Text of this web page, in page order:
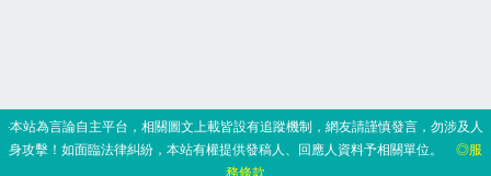
‧本站為言論自主平台，相關圖文上載皆設有追蹤機制，網友請謹慎發言，勿涉及人
身攻擊！如面臨法律糾紛，本站有權提供發稿人、回應人資料予相關單位。 ◎服
務條款